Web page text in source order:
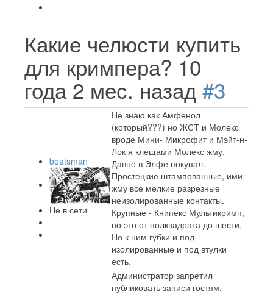
Какие челюсти купить
для кримпера? 10
года 2 мес. назад #3
boatsman
Не в сети
Не знаю как Амфенол
(который???) но ЖСТ и Молекс
вроде Мини- Микрофит и Мэйт-н-
Лок я клещами Молекс жму.
Давно в Элфе покупал.
Простецкие штампованные, ими
жму все мелкие разрезные
неизолированные контакты.
Крупные - Книпекс Мультикримп,
но это от полквадрата до шести.
Но к ним губки и под
изолированные и под втулки
есть.
Администратор запретил
публиковать записи гостям.